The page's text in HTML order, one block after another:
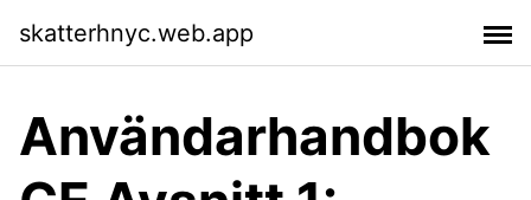
skatterhnyc.web.app
Användarhandbok